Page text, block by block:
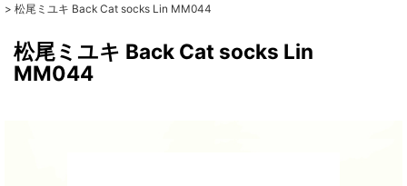
> 松尾ミユキ Back Cat socks Lin MM044
松尾ミユキ Back Cat socks Lin
MM044